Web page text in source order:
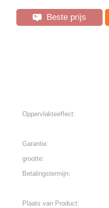
Beste prijs
Oppervlakteeffect:
Garantie:
grootte:
Betalingstermijn:
Plaats van Product: